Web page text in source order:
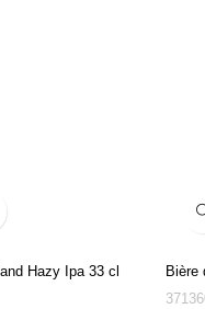
Hazy Ipa 33 cl
Bière